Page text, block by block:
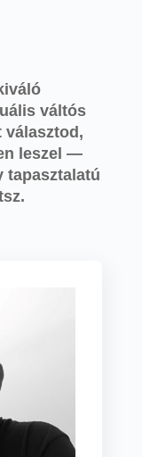
váltós
választod,
leszel —
tapasztalatú